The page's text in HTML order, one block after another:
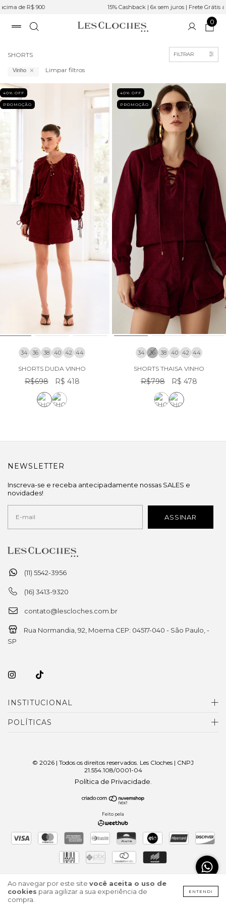
15% Cashback | 6x sem juros | Frete Grátis acima de R$ 900
0
Ao navegar por este site você aceita o uso de
cookies para agilizar a sua experiência de
compra.
ENTENDI
Início >
SHORTS FILTRAR
Vinho Limpar filtros
40% OFF
PROMOÇÃO
34 36 38 40 42 44
SHORTS DUDA VINHO
R$698 R$ 418
40% OFF
PROMOÇÃO
34 36 38 40 42 44
SHORTS THAISA VINHO
R$798 R$ 478
(11) 5542-3956
(16) 3413-9320
contato@lescloches.com.br
Rua Normandia, 92, Moema CEP: 04517-040 - São Paulo, -
SP
INSTITUCIONAL
POLÍTICAS
NEWSLETTER
Inscreva-se e receba antecipadamente nossas SALES e
novidades!
© 2026 | Todos os direitos reservados. Les Cloches | CNPJ
21.554.108/0001-04
Política de Privacidade
Feito pela